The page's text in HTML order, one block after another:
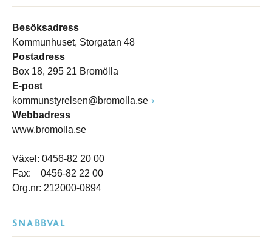
Besöksadress
Kommunhuset, Storgatan 48
Postadress
Box 18, 295 21 Bromölla
E-post
kommunstyrelsen@bromolla.se
Webbadress
www.bromolla.se
Växel: 0456-82 20 00
Fax: 0456-82 22 00
Org.nr: 212000-0894
SNABBVAL